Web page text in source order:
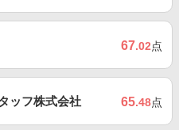
67.02点
ッフ株式会社 65.48点